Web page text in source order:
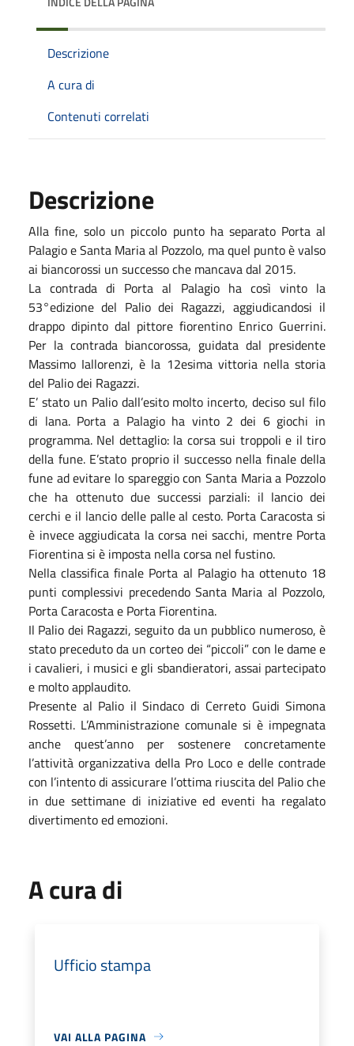
Descrizione
A cura di
Contenuti correlati
Descrizione
Alla fine, solo un piccolo punto ha separato Porta al
Palagio e Santa Maria al Pozzolo, ma quel punto è valso
ai biancorossi un successo che mancava dal 2015.
La contrada di Porta al Palagio ha così vinto la
53°edizione del Palio dei Ragazzi, aggiudicandosi il
drappo dipinto dal pittore fiorentino Enrico Guerrini.
Per la contrada biancorossa, guidata dal presidente
Massimo Iallorenzi, è la 12esima vittoria nella storia
del Palio dei Ragazzi.
E’ stato un Palio dall’esito molto incerto, deciso sul filo
di lana. Porta a Palagio ha vinto 2 dei 6 giochi in
programma. Nel dettaglio: la corsa sui troppoli e il tiro
della fune. E’stato proprio il successo nella finale della
fune ad evitare lo spareggio con Santa Maria a Pozzolo
che ha ottenuto due successi parziali: il lancio dei
cerchi e il lancio delle palle al cesto. Porta Caracosta si
è invece aggiudicata la corsa nei sacchi, mentre Porta
Fiorentina si è imposta nella corsa nel fustino.
Nella classifica finale Porta al Palagio ha ottenuto 18
punti complessivi precedendo Santa Maria al Pozzolo,
Porta Caracosta e Porta Fiorentina.
Il Palio dei Ragazzi, seguito da un pubblico numeroso, è
stato preceduto da un corteo dei “piccoli” con le dame e
i cavalieri, i musici e gli sbandieratori, assai partecipato
e molto applaudito.
Presente al Palio il Sindaco di Cerreto Guidi Simona
Rossetti. L’Amministrazione comunale si è impegnata
anche quest’anno per sostenere concretamente
l’attività organizzativa della Pro Loco e delle contrade
con l’intento di assicurare l’ottima riuscita del Palio che
in due settimane di iniziative ed eventi ha regalato
divertimento ed emozioni.
A cura di
Ufficio stampa
VAI ALLA PAGINA